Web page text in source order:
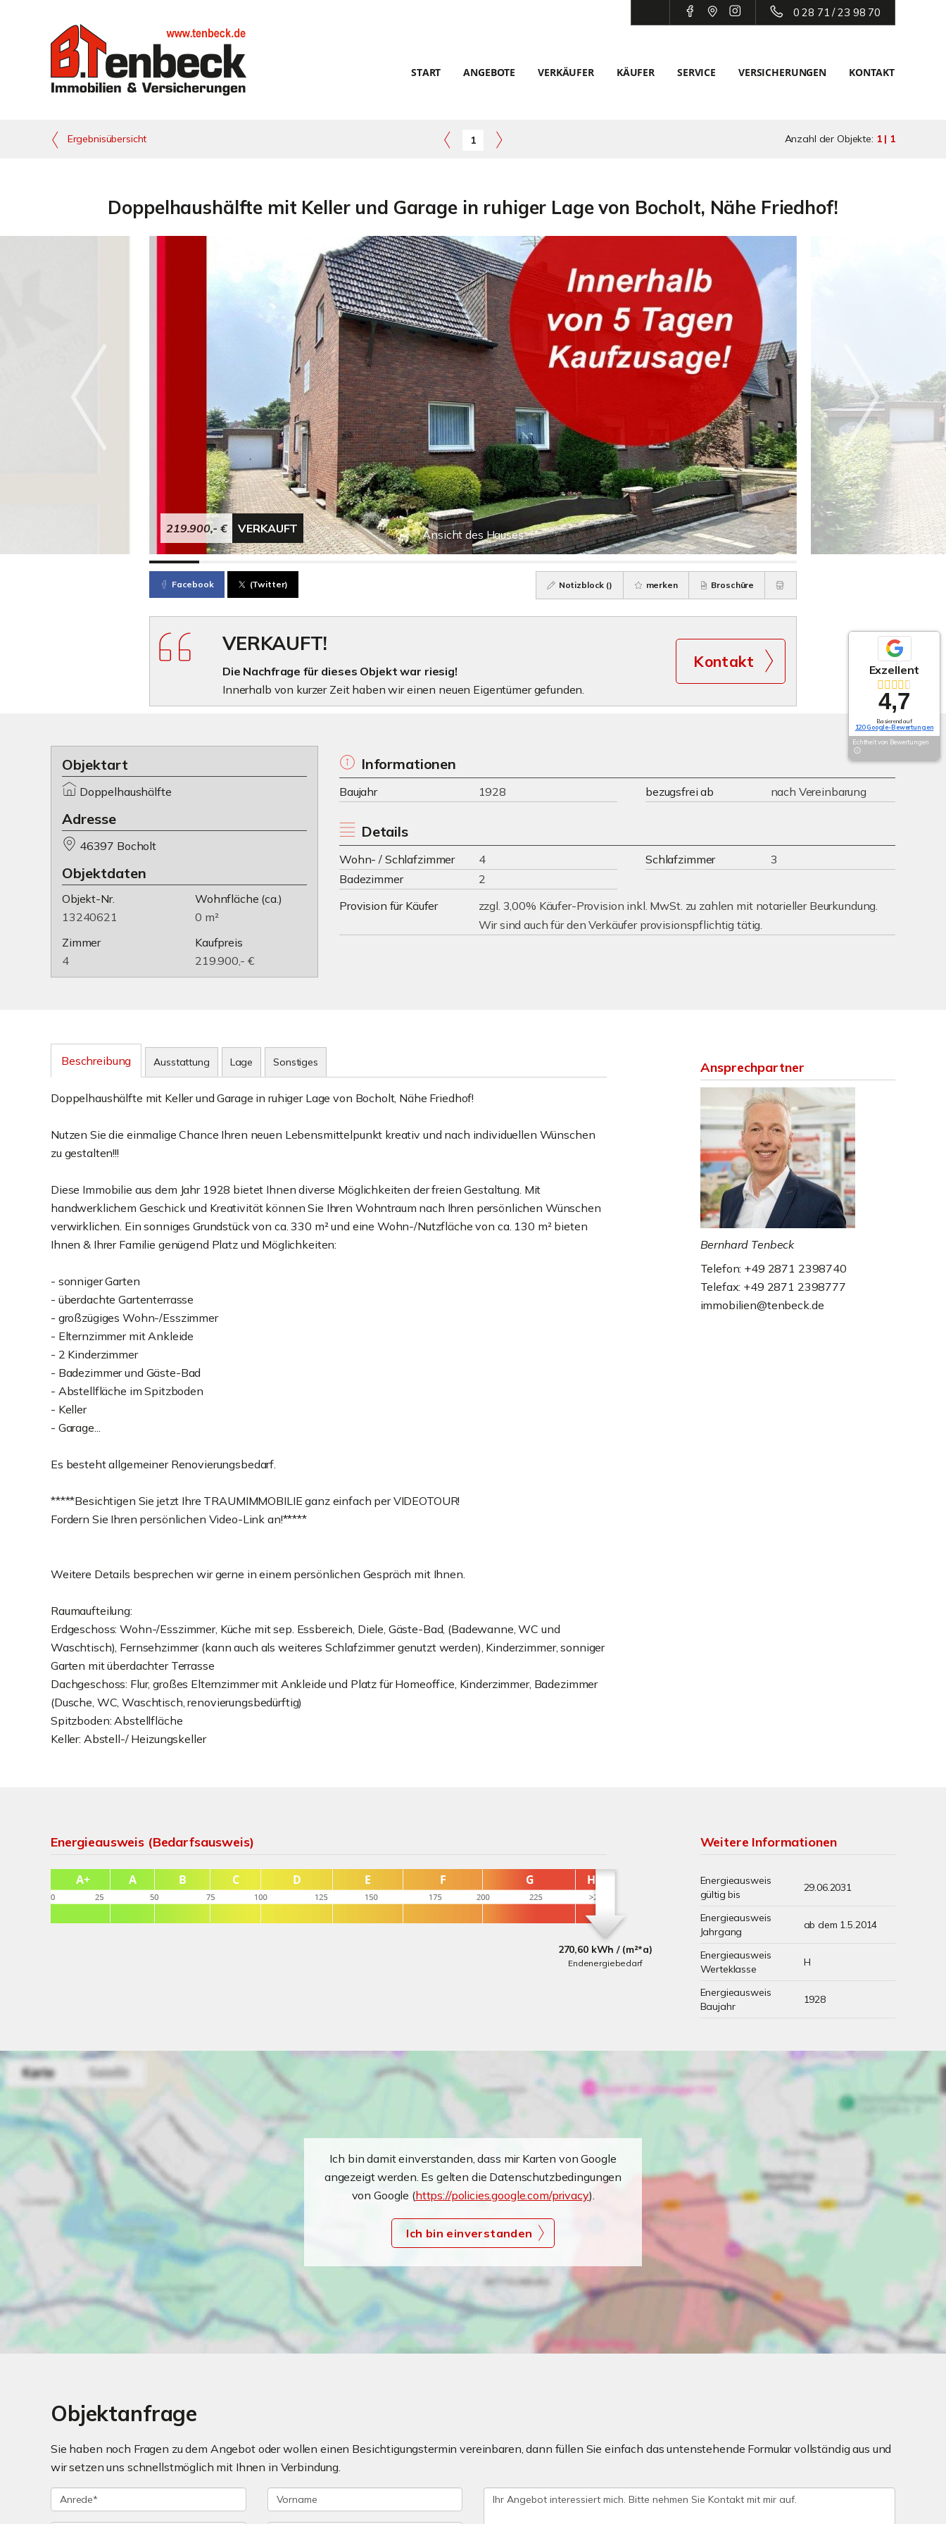
0 28 71 / 23 98 70
START ANGEBOTE VERKÄUFER KÄUFER SERVICE VERSICHERUNGEN KONTAKT
Ergebnisübersicht 1 Anzahl der Objekte: 1 | 1
Doppelhaushälfte mit Keller und Garage in ruhiger Lage von Bocholt, Nähe Friedhof!
Ansicht des Hauses
219.900,- € VERKAUFT
Facebook (Twitter) Notizblock () merken Broschüre
VERKAUFT!
Die Nachfrage für dieses Objekt war riesig!
Innerhalb von kurzer Zeit haben wir einen neuen Eigentümer gefunden.
Kontakt
Objektart
Doppelhaushälfte
Adresse
46397 Bocholt
Objektdaten
Objekt-Nr.
13240621
Wohnfläche (ca.)
0 m²
Zimmer
4
Kaufpreis
219.900,- €
Informationen
Baujahr 1928 bezugsfrei ab nach Vereinbarung
Details
Wohn- / Schlafzimmer 4 Schlafzimmer
3
Badezimmer
2
Provision für Käufer
zzgl. 3,00% Käufer-Provision inkl. MwSt. zu zahlen mit notarieller Beurkundung.
Wir sind auch für den Verkäufer provisionspflichtig tätig.
Beschreibung Ausstattung Lage Sonstiges
Doppelhaushälfte mit Keller und Garage in ruhiger Lage von Bocholt, Nähe Friedhof!
Nutzen Sie die einmalige Chance Ihren neuen Lebensmittelpunkt kreativ und nach individuellen Wünschen
zu gestalten!!!
Diese Immobilie aus dem Jahr 1928 bietet Ihnen diverse Möglichkeiten der freien Gestaltung. Mit
handwerklichem Geschick und Kreativität können Sie Ihren Wohntraum nach Ihren persönlichen Wünschen
verwirklichen. Ein sonniges Grundstück von ca. 330 m² und eine Wohn-/Nutzfläche von ca. 130 m² bieten
Ihnen & Ihrer Familie genügend Platz und Möglichkeiten:
- sonniger Garten
- überdachte Gartenterrasse
- großzügiges Wohn-/Esszimmer
- Elternzimmer mit Ankleide
- 2 Kinderzimmer
- Badezimmer und Gäste-Bad
- Abstellfläche im Spitzboden
- Keller
- Garage...
Es besteht allgemeiner Renovierungsbedarf.
*****Besichtigen Sie jetzt Ihre TRAUMIMMOBILIE ganz einfach per VIDEOTOUR!
Fordern Sie Ihren persönlichen Video-Link an!*****
Weitere Details besprechen wir gerne in einem persönlichen Gespräch mit Ihnen.
Raumaufteilung:
Erdgeschoss: Wohn-/Esszimmer, Küche mit sep. Essbereich, Diele, Gäste-Bad, (Badewanne, WC und
Waschtisch), Fernsehzimmer (kann auch als weiteres Schlafzimmer genutzt werden), Kinderzimmer, sonniger
Garten mit überdachter Terrasse
Dachgeschoss: Flur, großes Elternzimmer mit Ankleide und Platz für Homeoffice, Kinderzimmer, Badezimmer
(Dusche, WC, Waschtisch, renovierungsbedürftig)
Spitzboden: Abstellfläche
Keller: Abstell-/ Heizungskeller
Ansprechpartner
Bernhard Tenbeck
Telefon: +49 2871 2398740
Telefax: +49 2871 2398777
immobilien@tenbeck.de
Energieausweis (Bedarfsausweis)
270,60 kWh / (m²*a)
Endenergiebedarf
Weitere Informationen
Energieausweis
gültig bis
29.06.2031
Energieausweis
Jahrgang
ab dem 1.5.2014
Energieausweis
Werteklasse
H
Energieausweis
Baujahr
1928
Ich bin damit einverstanden, dass mir Karten von Google
angezeigt werden. Es gelten die Datenschutzbedingungen
von Google (https://policies.google.com/privacy).
Ich bin einverstanden
Objektanfrage
Sie haben noch Fragen zu dem Angebot oder wollen einen Besichtigungstermin vereinbaren, dann füllen Sie einfach das untenstehende Formular vollständig aus und
wir setzen uns schnellstmöglich mit Ihnen in Verbindung.
Exzellent
4,7
Basierend auf
120 Google-Bewertungen
Echtheit von Bewertungen